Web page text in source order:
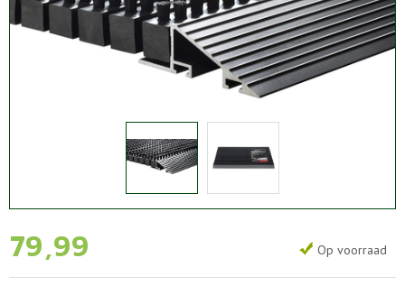
79,99 Op voorraad